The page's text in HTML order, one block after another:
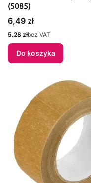
(5085)
Cena
6,49 zł
Cena
5,28 złbez VAT
Do koszyka